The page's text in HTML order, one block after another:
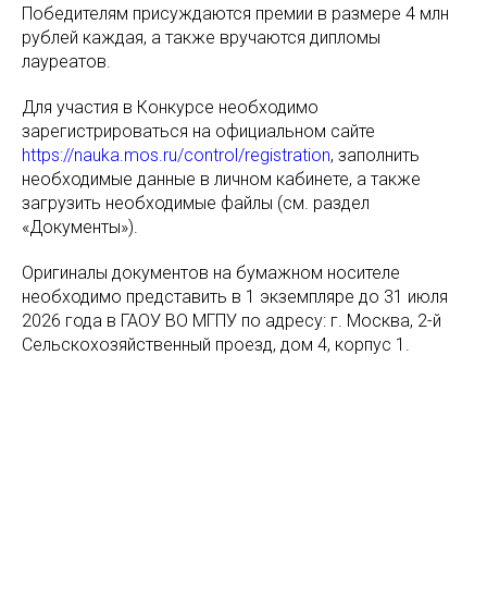
Победителям присуждаются премии в размере 4 млн
рублей каждая, а также вручаются дипломы
лауреатов.
Для участия в Конкурсе необходимо
зарегистрироваться на официальном сайте
https://nauka.mos.ru/control/registration, заполнить
необходимые данные в личном кабинете, а также
загрузить необходимые файлы (см. раздел
«Документы»).
Оригиналы документов на бумажном носителе
необходимо представить в 1 экземпляре до 31 июля
2026 года в ГАОУ ВО МГПУ по адресу: г. Москва, 2-й
Сельскохозяйственный проезд, дом 4, корпус 1.